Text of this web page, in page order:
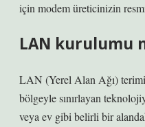
için modem üreticinizin
LAN kurulumu
LAN (Yerel Alan Ağı)
bölgeyle sınırlayan
veya ev gibi belirli bir